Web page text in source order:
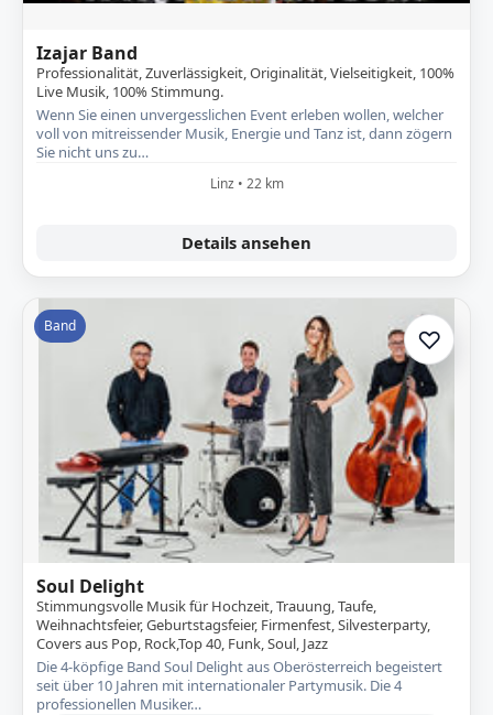
Izajar Band
Professionalität, Zuverlässigkeit, Originalität, Vielseitigkeit, 100%
Live Musik, 100% Stimmung.
Wenn Sie einen unvergesslichen Event erleben wollen, welcher
voll von mitreissender Musik, Energie und Tanz ist, dann zögern
Sie nicht uns zu…
Linz • 22 km
Details ansehen
Band ♡Zur
Soul Delight
Stimmungsvolle Musik für Hochzeit, Trauung, Taufe,
Weihnachtsfeier, Geburtstagsfeier, Firmenfest, Silvesterparty,
Covers aus Pop, Rock,Top 40, Funk, Soul, Jazz
Die 4-köpfige Band Soul Delight aus Oberösterreich begeistert
seit über 10 Jahren mit internationaler Partymusik. Die 4
professionellen Musiker…